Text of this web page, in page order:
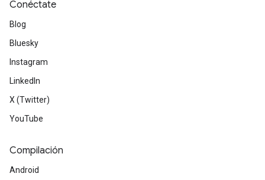
Conéctate
Blog
Bluesky
Instagram
LinkedIn
X (Twitter)
YouTube
Compilación
Android